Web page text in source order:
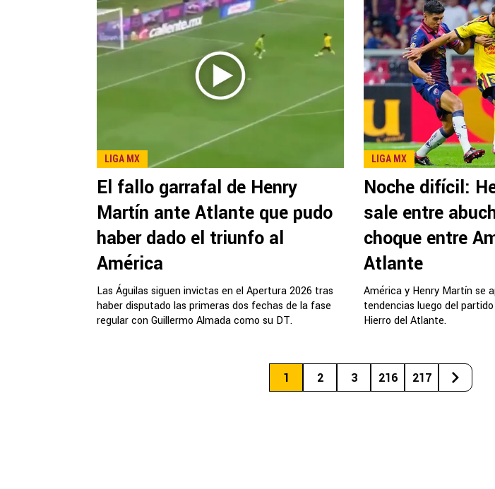
LIGA MX
El fallo garrafal de Henry
Martín ante Atlante que pudo
haber dado el triunfo al
América
Las Águilas siguen invictas en el Apertura 2026 tras
haber disputado las primeras dos fechas de la fase
regular con Guillermo Almada como su DT.
LIGA MX
Noche difícil:
sale entre
choque entre
Atlante
América y Henry Martín se
tendencias luego del
Hierro del Atlante.
1 2 3 216 217